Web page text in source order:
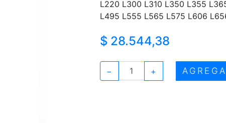
L220 L300 L310 L350 L355
L495 L555 L565 L575 L606
$ 28.544,38
− +